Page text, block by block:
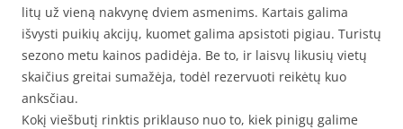
litų už vieną nakvynę dviem asmenims. Kartais galima
išvysti puikių akcijų, kuomet galima apsistoti pigiau. Turistų
sezono metu kainos padidėja. Be to, ir laisvų likusių vietų
skaičius greitai sumažėja, todėl rezervuoti reikėtų kuo
anksčiau.
Kokį viešbutį rinktis priklauso nuo to, kiek pinigų galime